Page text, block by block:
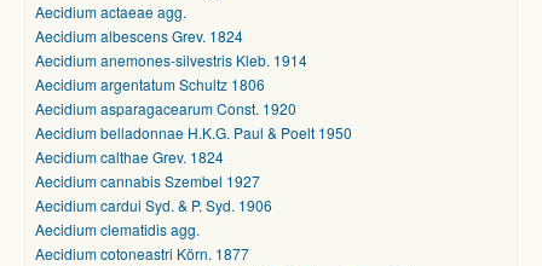
Aecidium actaeae agg.
Aecidium albescens Grev. 1824
Aecidium anemones-silvestris Kleb. 1914
Aecidium argentatum Schultz 1806
Aecidium asparagacearum Const. 1920
Aecidium belladonnae H.K.G. Paul & Poelt 1950
Aecidium calthae Grev. 1824
Aecidium cannabis Szembel 1927
Aecidium cardui Syd. & P. Syd. 1906
Aecidium clematidis agg.
Aecidium cotoneastri Körn. 1877